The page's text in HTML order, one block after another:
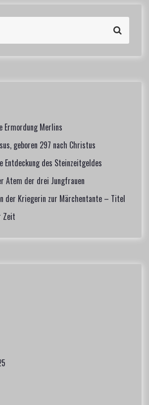
S
r
Ermordung Merlins
geboren 297 nach Christus
Entdeckung des Steinzeitgeldes
Atem der drei Jungfrauen
der Kriegerin zur Märchentante – Titel
Zeit